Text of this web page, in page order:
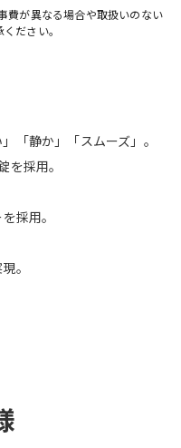
費が異なる場合や取扱いのない
ださい。
「静か」「スムーズ」。
採用。
採用。
。